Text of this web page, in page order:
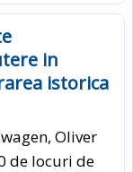
in
istorica
Oliver
de locuri de